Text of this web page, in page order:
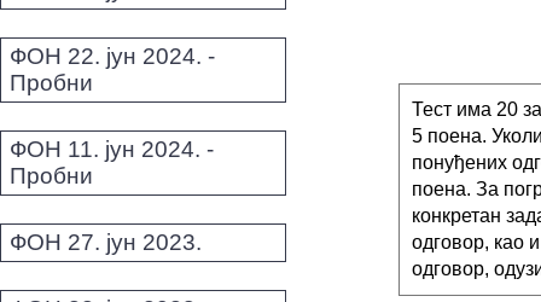
ФОН 22. јун 2024. -
Пробни
ФОН 11. јун 2024. -
Пробни
ФОН 27. јун 2023.
Тест има 20
5 поена.
понуђених
поена. За
конкретан
одговор, као
одговор,